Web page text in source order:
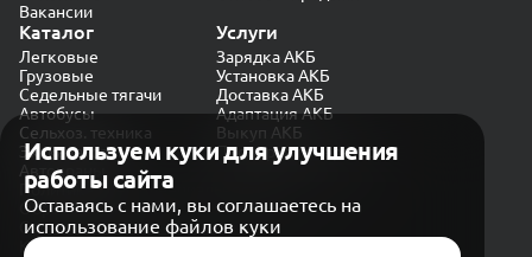
Используем куки для улучшения
работы сайта
Оставаясь с нами, вы соглашаетесь на
использование файлов куки
Вакансии
Каталог
Легковые
Грузовые
Седельные тягачи
Автобусы
Сельхоз. техника
Экскаваторы
Автокраны
Услуги
Зарядка АКБ
Установка АКБ
Доставка АКБ
Адаптация АКБ
Выкуп АКБ
Проверка генератора
Политика конфиденциальности
Обработка персональных данных
Согласие на обработку в «Яндекс.Метрика»
Карта сайта